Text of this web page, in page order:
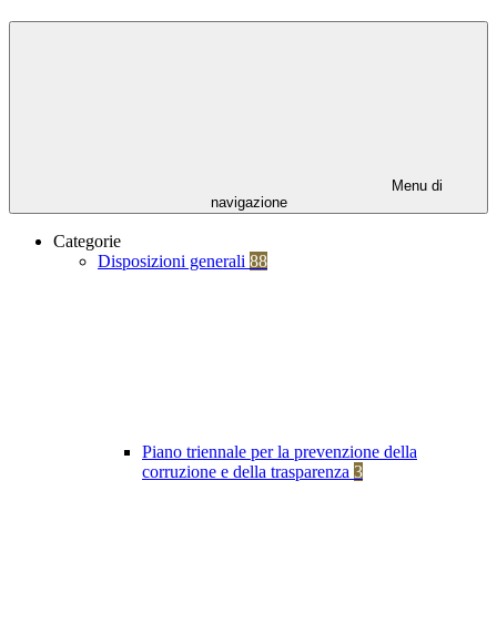
Menu di
navigazione
Categorie
Disposizioni generali 88
Piano triennale per la prevenzione della
corruzione e della trasparenza 3